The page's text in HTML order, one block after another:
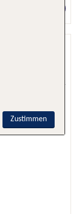
Zustimmen